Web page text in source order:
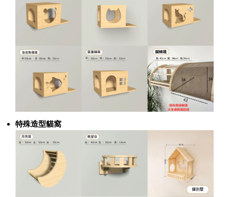
特殊造型貓窩